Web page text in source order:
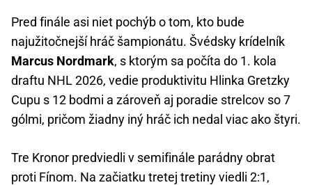
Pred finále asi niet pochýb o tom, kto bude
najužitočnejší hráč šampionátu. Švédsky krídelník
Marcus Nordmark, s ktorým sa počíta do 1. kola
draftu NHL 2026, vedie produktivitu Hlinka Gretzky
Cupu s 12 bodmi a zároveň aj poradie strelcov so 7
gólmi, pričom žiadny iný hráč ich nedal viac ako štyri.
Tre Kronor predviedli v semifinále parádny obrat
proti Fínom. Na začiatku tretej tretiny viedli 2:1,